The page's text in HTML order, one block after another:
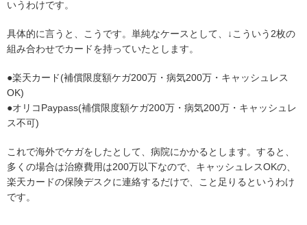
いうわけです。
具体的に言うと、こうです。単純なケースとして、↓こういう2枚の
組み合わせでカードを持っていたとします。
●楽天カード(補償限度額ケガ200万・病気200万・キャッシュレス
OK)
●オリコPaypass(補償限度額ケガ200万・病気200万・キャッシュレ
ス不可)
これで海外でケガをしたとして、病院にかかるとします。すると、
多くの場合は治療費用は200万以下なので、キャッシュレスOKの、
楽天カードの保険デスクに連絡するだけで、こと足りるというわけ
です。